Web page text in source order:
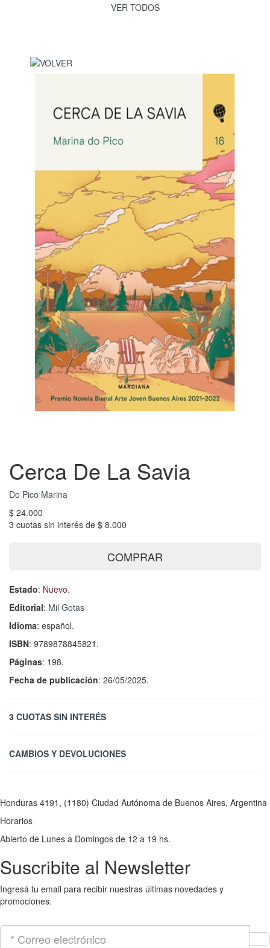
VER TODOS
Cerca De La Savia
Do Pico Marina
$ 24.000
3 cuotas sin interés de $ 8.000
COMPRAR
Estado: Nuevo.
Editorial: Mil Gotas
Idioma: español.
ISBN: 9789878845821.
Páginas: 198.
Fecha de publicación: 26/05/2025.
3 CUOTAS SIN INTERÉS
CAMBIOS Y DEVOLUCIONES
Honduras 4191, (1180) Ciudad Autónoma de Buenos Aires, Argentina
Horarios
Abierto de Lunes a Domingos de 12 a 19 hs.
Suscribite al Newsletter
Ingresá tu email para recibir nuestras últimas novedades y
promociones.